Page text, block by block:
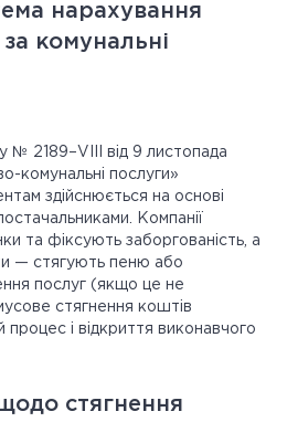
нарахування
комунальні
№ 2189–VIII від 9 листопада
комунальні послуги»
здійснюється на основі
Компанії
та фіксують заборгованість, а
— стягують пеню або
послуг (якщо це не
стягнення коштів
і відкриття виконавчого
стягнення